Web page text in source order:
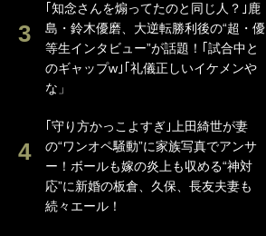
｢知念さんを煽ってたのと同じ人？｣鹿
島・鈴木優磨、大逆転勝利後の“超・優
等生インタビュー”が話題！｢試合中と
のギャップw｣｢礼儀正しいイケメンや
な」
｢守り方かっこよすぎ｣上田綺世が妻
の“ワンオペ騒動”に家族写真でアンサ
ー！ボールも嫁の炎上も収める“神対
応”に新婚の板倉、久保、長友夫妻も
続々エール！